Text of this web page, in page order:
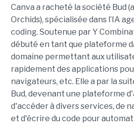
Canva a racheté la société Bud
Orchids), spécialisée dans l’IA
coding. Soutenue par Y
débuté en tant que plateforme
domaine permettant aux
rapidement des applications
navigateurs, etc. Elle a par la
Bud, devenant une plateforme
d'accéder à divers services, de
et d'écrire du code pour